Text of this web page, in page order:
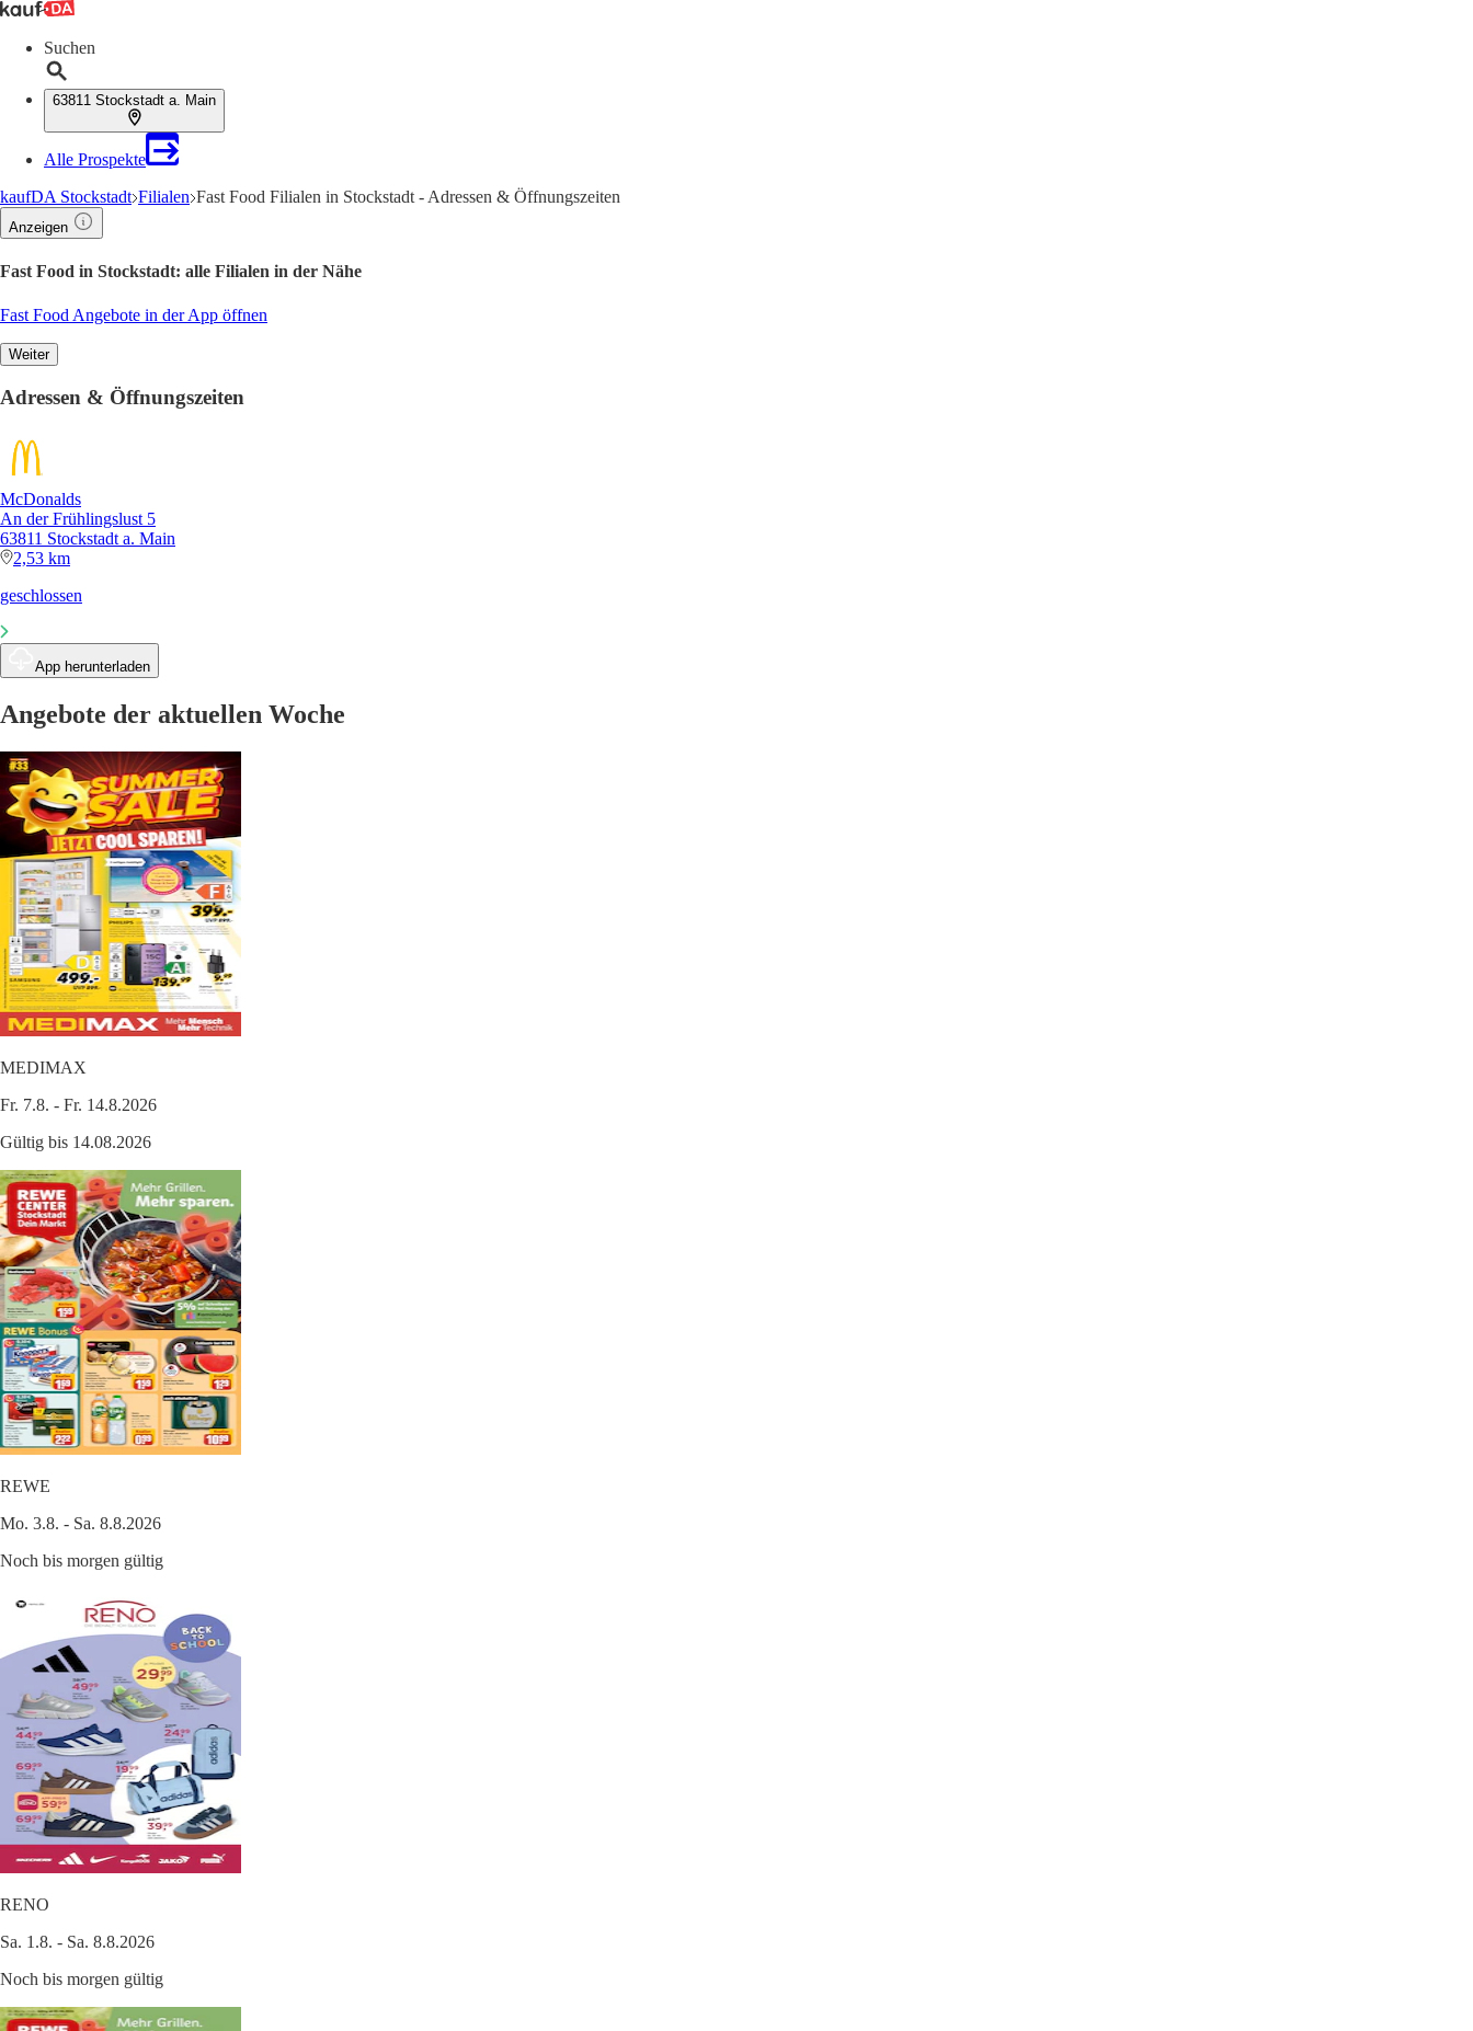
Suchen
63811 Stockstadt a. Main
Alle Prospekte
kaufDA Stockstadt Filialen Fast Food Filialen in Stockstadt - Adressen & Öffnungszeiten
Anzeigen
Fast Food in Stockstadt: alle Filialen in der Nähe
Fast Food Angebote in der App öffnen
Weiter
Adressen & Öffnungszeiten
McDonalds
An der Frühlingslust 5
63811 Stockstadt a. Main
2,53 km
geschlossen
App herunterladen
Angebote der aktuellen Woche
MEDIMAX
Fr. 7.8. - Fr. 14.8.2026
Gültig bis 14.08.2026
REWE
Mo. 3.8. - Sa. 8.8.2026
Noch bis morgen gültig
RENO
Sa. 1.8. - Sa. 8.8.2026
Noch bis morgen gültig